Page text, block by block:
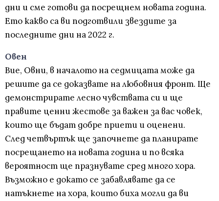
дни и сме готови да посрещнем новата година.
Ето какво са ви подготвили звездите за
последните дни на 2022 г.
Овен
Вие, Овни, в началото на седмицата може да
решите да се доказвате на любовния фронт. Ще
демонстрирате лесно чувствата си и ще
правите ценни жестове за важен за вас човек,
които ще бъдат добре приети и оценени.
След четвъртък ще започнете да планирате
посрещането на новата година и по всяка
вероятност ще празнувате сред много хора.
Възможно е докато се забавлявате да се
натъкнете на хора, които биха могли да ви